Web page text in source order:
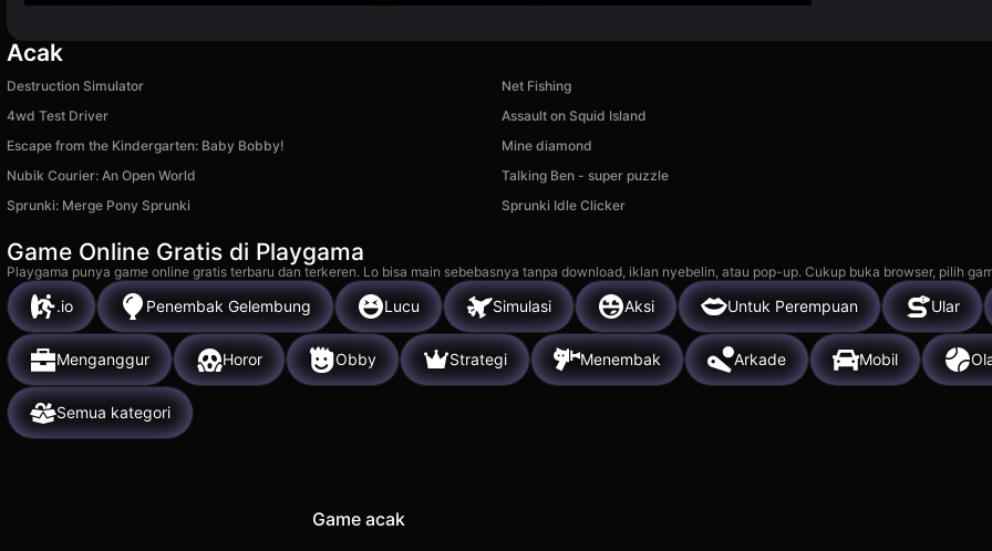
Acak
Destruction Simulator Net Fishing
4wd Test Driver
Assault on Squid Island
Escape from the Kindergarten: Baby Bobby!
Mine diamond
Nubik Courier: An Open World
Talking Ben - super puzzle
Sprunki: Merge Pony Sprunki
Sprunki Idle Clicker
Game Online Gratis di Playgama
Playgama punya game online gratis terbaru dan terkeren. Lo bisa main sebebasnya tanpa download, iklan nyebelin, atau pop-up. Cukup buka browser, pilih
.io Penembak Gelembung Lucu Simulasi Aksi Untuk Perempuan Ular
Menganggur Horor Obby Strategi Menembak Arkade Mobil
Semua kategori
Game acak